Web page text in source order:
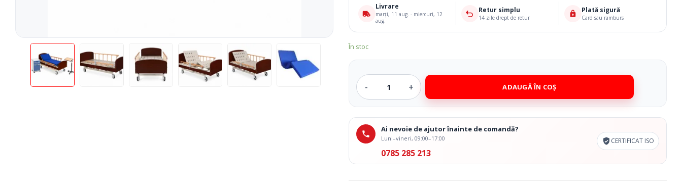
Mobilier Cabinete Medicale Ciorapi Compresivi
Produse Pentru Mama Si Bebe Consumabile Medicale
Teste Rapide De Autotestare Resigilate
Livrare
marți, 11 aug. - miercuri, 12
aug.
Retur simplu
14 zile drept de retur
Plată sigură
Card sau ramburs
În stoc
ADAUGĂ ÎN COȘ
Ai nevoie de ajutor înainte de comandă?
Luni–vineri, 09:00–17:00
0785 285 213
CERTIFICAT ISO